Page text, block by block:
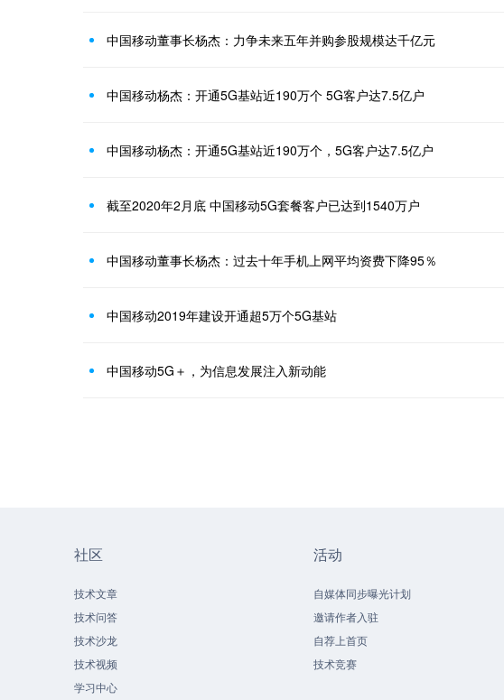
中国移动董事长杨杰：力争未来五年并购参股规模达千亿元
中国移动杨杰：开通5G基站近190万个 5G客户达7.5亿户
中国移动杨杰：开通5G基站近190万个，5G客户达7.5亿户
截至2020年2月底 中国移动5G套餐客户已达到1540万户
中国移动董事长杨杰：过去十年手机上网平均资费下降95％
中国移动2019年建设开通超5万个5G基站
中国移动5G＋，为信息发展注入新动能
社区
技术文章
技术问答
技术沙龙
技术视频
学习中心
活动
自媒体同步曝光计划
邀请作者入驻
自荐上首页
技术竞赛